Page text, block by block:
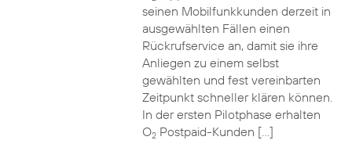
seinen Mobilfunkkunden derzeit in
ausgewählten Fällen einen
Rückrufservice an, damit sie ihre
Anliegen zu einem selbst
gewählten und fest vereinbarten
Zeitpunkt schneller klären können.
In der ersten Pilotphase erhalten
O2Postpaid-Kunden […]